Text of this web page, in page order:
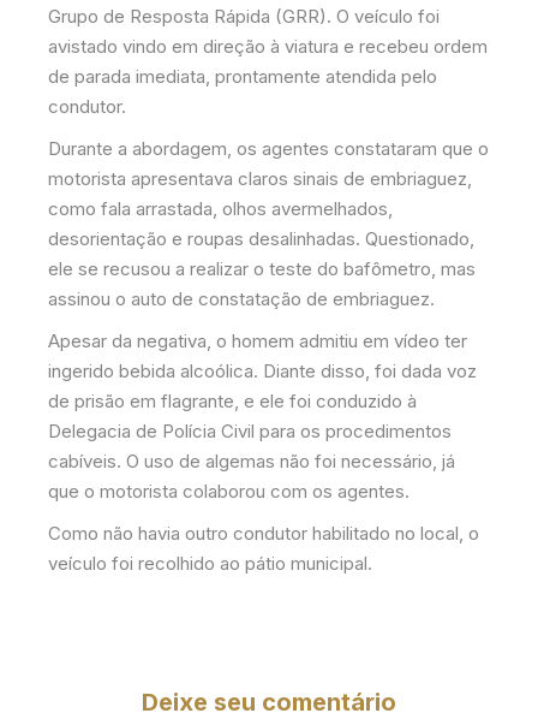
Grupo de Resposta Rápida (GRR). O veículo foi
avistado vindo em direção à viatura e recebeu ordem
de parada imediata, prontamente atendida pelo
condutor.
Durante a abordagem, os agentes constataram que o
motorista apresentava claros sinais de embriaguez,
como fala arrastada, olhos avermelhados,
desorientação e roupas desalinhadas. Questionado,
ele se recusou a realizar o teste do bafômetro, mas
assinou o auto de constatação de embriaguez.
Apesar da negativa, o homem admitiu em vídeo ter
ingerido bebida alcoólica. Diante disso, foi dada voz
de prisão em flagrante, e ele foi conduzido à
Delegacia de Polícia Civil para os procedimentos
cabíveis. O uso de algemas não foi necessário, já
que o motorista colaborou com os agentes.
Como não havia outro condutor habilitado no local, o
veículo foi recolhido ao pátio municipal.
Deixe seu comentário